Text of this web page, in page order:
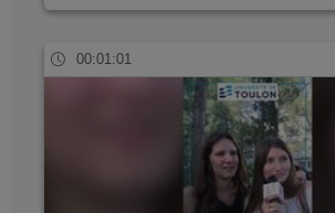
00:01:01